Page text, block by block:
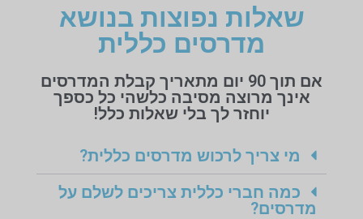
שאלות נפוצות בנושא
מדרסים כללית
אם תוך 90 יום מתאריך קבלת המדרסים
אינך מרוצה מסיבה כלשהי כל כספך
יוחזר לך בלי שאלות כלל!
מי צריך לרכוש מדרסים כללית?
כמה חברי כללית צריכים לשלם על
מדרסים?